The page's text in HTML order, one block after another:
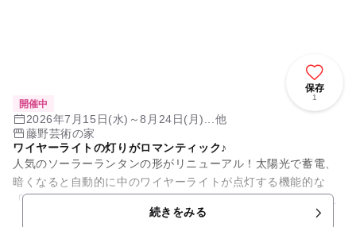
保存
1
開催中
2026年7月15日(水)～8月24日(月)...他
藤野芸術の家
ワイヤーライトの灯りがロマンティック♪
人気のソーラーランタンの形がリニューアル！太陽光で蓄電、
暗くなると自動的に中のワイヤーライトが点灯する機能的な
「Newソーラーランタン」を作りましょう。キャンプやバーベ
キューなどのアウトドアシー...続きをみる